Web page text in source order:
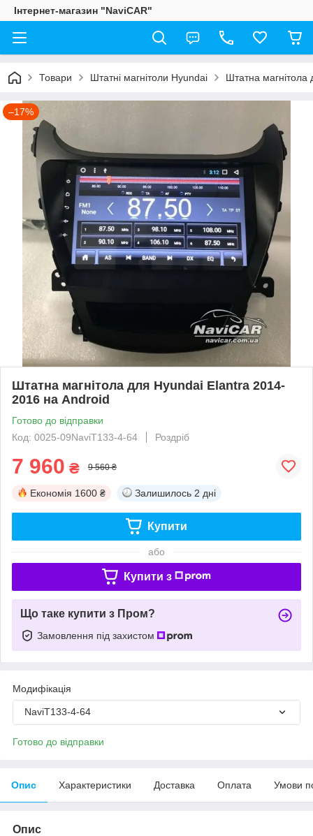
Інтернет-магазин "NaviCAR"
Товари Штатні магнітоли Hyundai Штатна
–17%
Штатна магнітола для Hyundai Elantra 2014-
2016 на Android
Готово до відправки
Код: 0025-09NaviT133-4-64
Роздріб
7 960 ₴ 9 560 ₴
Економія 1600 ₴ Залишилось 2 дні
Купити
або
Купити з
Що таке купити з Пром?
Замовлення під захистом
Модифікація
NaviT133-4-64
Готово до відправки
Опис Характеристики Доставка Оплата Умови
Опис